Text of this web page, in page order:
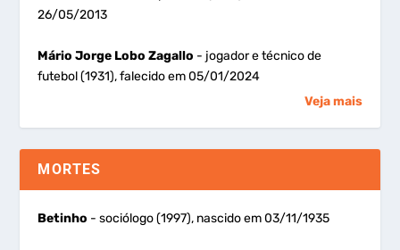
26/05/2013
Mário Jorge Lobo Zagallo - jogador e técnico de
futebol (1931), falecido em 05/01/2024
Veja mais
MORTES
Betinho - sociólogo (1997), nascido em 03/11/1935